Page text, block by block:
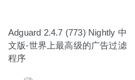
Adguard 2.4.7 (773) Nightly 中
文版-世界上最高级的广告过滤
程序